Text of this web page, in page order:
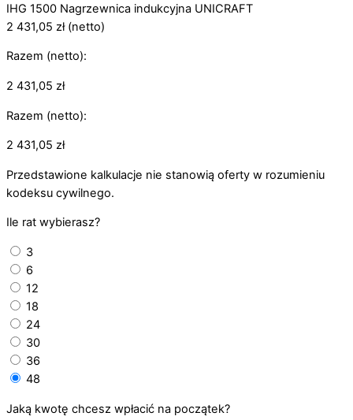
IHG 1500 Nagrzewnica indukcyjna UNICRAFT
2 431,05 zł(netto)
Razem (netto):
2 431,05 zł
Razem (netto):
2 431,05 zł
Przedstawione kalkulacje nie stanowią oferty w rozumieniu
kodeksu cywilnego.
Ile rat wybierasz?
3
6
12
18
24
30
36
48
Jaką kwotę chcesz wpłacić na początek?